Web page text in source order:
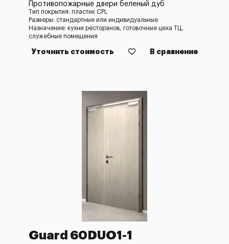
Противопожарные двери беленый дуб
Тип покрытия: пластик CPL
Размеры: стандартные или индивидуальные
Назначение: кухни ресторанов, готовочные цеха ТЦ,
служебные помещения
Уточнить стоимость В сравнение
Guard 60DUO1-1